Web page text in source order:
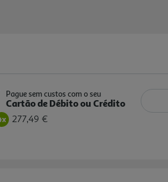
Pague sem custos com o seu
Cartão de Débito ou Crédito
277,49 €